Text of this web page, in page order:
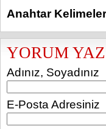
Anahtar
YORUM YAZ
Adınız, Soyadınız
E-Posta Adresiniz